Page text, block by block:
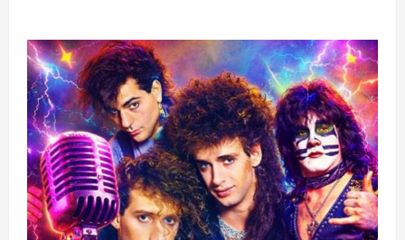
compositor
elton
john
cumplió
76
años
de
vida